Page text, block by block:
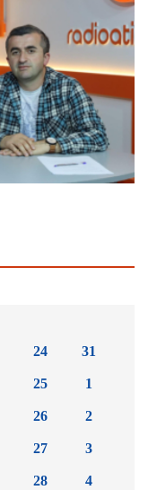
24
25
26
27
28
31
1
2
3
4